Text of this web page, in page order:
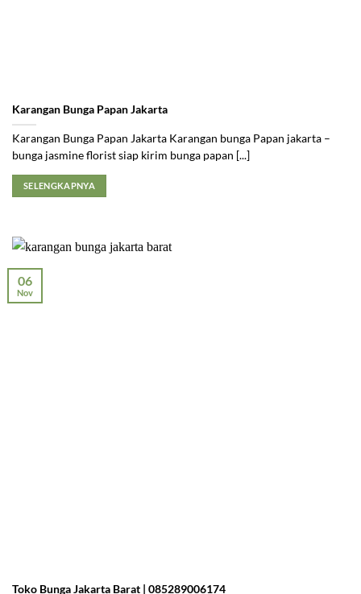
Karangan Bunga Papan Jakarta
Karangan Bunga Papan Jakarta Karangan bunga Papan jakarta –
bunga jasmine florist siap kirim bunga papan [...]
SELENGKAPNYA
Toko Bunga Jakarta Barat | 085289006174
06
Nov